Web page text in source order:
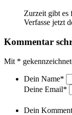
Zurzeit gibt es
Verfasse jetzt
Kommentar
Mit *
Dein Name*
Deine Email*
Dein